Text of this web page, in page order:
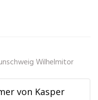
Wilhelmitor
von Kasper